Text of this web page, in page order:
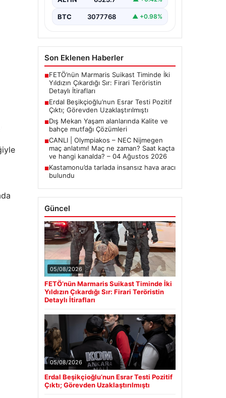
tutuklanan Belediye Başkanı Erdal
BTC 3077768 ▲ +0.98%
Son Eklenen Haberler
■FETÖ’nün Marmaris Suikast Timinde İki
Yıldızın Çıkardığı Sır: Firari Teröristin
Detaylı İtirafları
■Erdal Beşikçioğlu’nun Esrar Testi Pozitif
Çıktı; Görevden Uzaklaştırılmıştı
■Dış Mekan Yaşam alanlarında Kalite ve
bahçe mutfağı Çözümleri
■CANLI | Olympiakos – NEC Nijmegen
maç anlatımı! Maç ne zaman? Saat kaçta
ve hangi kanalda? – 04 Ağustos 2026
■Kastamonu’da tarlada insansız hava aracı
bulundu
Güncel
05/08/2026
FETÖ’nün Marmaris Suikast Timinde İki
Yıldızın Çıkardığı Sır: Firari Teröristin
Detaylı İtirafları
05/08/2026
Erdal Beşikçioğlu’nun Esrar Testi Pozitif
Çıktı; Görevden Uzaklaştırılmıştı